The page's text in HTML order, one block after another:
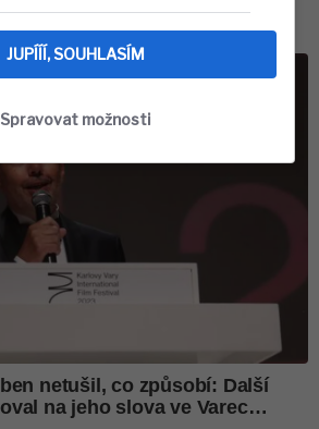
JUPÍÍÍ, SOUHLASÍM
Spravovat možnosti